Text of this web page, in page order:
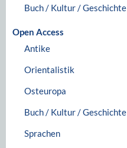
Buch / Kultur / Geschichte
Open Access
Antike
Orientalistik
Osteuropa
Buch / Kultur / Geschichte
Sprachen